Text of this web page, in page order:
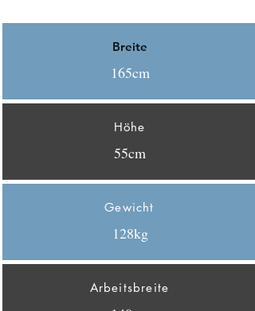
Breite
165cm
Höhe
55cm
Gewicht
128kg
Arbeitsbreite